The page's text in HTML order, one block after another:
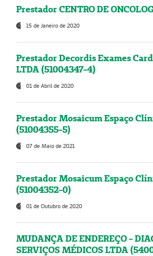
Prestador CENTRO DE
15 de Janeiro de 2020
Prestador Decordis Exames
LTDA (51004347-4)
01 de Abril de 2020
Prestador Mosaicum Espaço
(51004355-5)
07 de Maio de 2021
Prestador Mosaicum Espaço
(51004352-0)
01 de Outubro de 2020
MUDANÇA DE ENDEREÇO -
SERVIÇOS MÉDICOS LTDA